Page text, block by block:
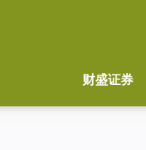
财盛证券